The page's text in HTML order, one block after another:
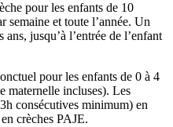
pour les enfants de 10
semaine et toute l’année. Un
jusqu’à l’entrée de l’enfant
pour les enfants de 0 à 4
maternelle incluses). Les
consécutives minimum) en
crèches PAJE.